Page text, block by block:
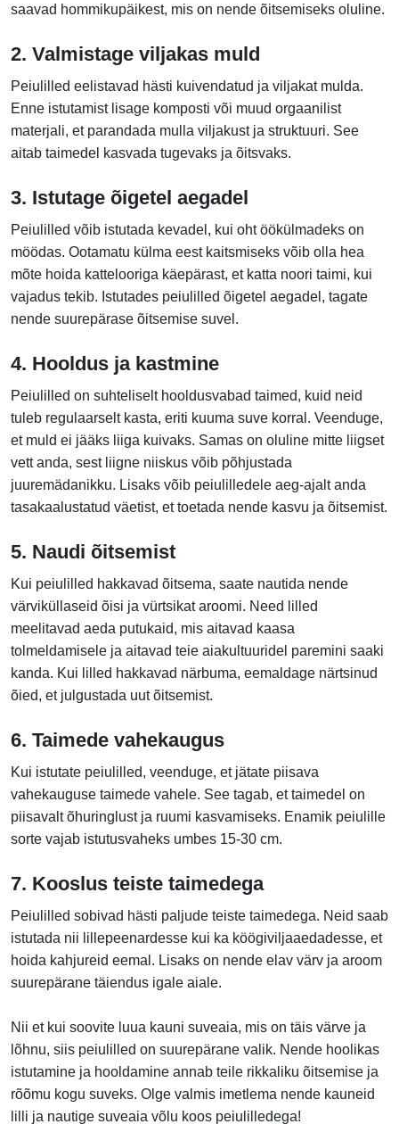
saavad hommikupäikest, mis on nende õitsemiseks oluline.
2. Valmistage viljakas muld
Peiulilled eelistavad hästi kuivendatud ja viljakat mulda.
Enne istutamist lisage komposti või muud orgaanilist
materjali, et parandada mulla viljakust ja struktuuri. See
aitab taimedel kasvada tugevaks ja õitsvaks.
3. Istutage õigetel aegadel
Peiulilled võib istutada kevadel, kui oht öökülmadeks on
möödas. Ootamatu külma eest kaitsmiseks võib olla hea
mõte hoida kattelooriga käepärast, et katta noori taimi, kui
vajadus tekib. Istutades peiulilled õigetel aegadel, tagate
nende suurepärase õitsemise suvel.
4. Hooldus ja kastmine
Peiulilled on suhteliselt hooldusvabad taimed, kuid neid
tuleb regulaarselt kasta, eriti kuuma suve korral. Veenduge,
et muld ei jääks liiga kuivaks. Samas on oluline mitte liigset
vett anda, sest liigne niiskus võib põhjustada
juuremädanikku. Lisaks võib peiulilledele aeg-ajalt anda
tasakaalustatud väetist, et toetada nende kasvu ja õitsemist.
5. Naudi õitsemist
Kui peiulilled hakkavad õitsema, saate nautida nende
värviküllaseid õisi ja vürtsikat aroomi. Need lilled
meelitavad aeda putukaid, mis aitavad kaasa
tolmeldamisele ja aitavad teie aiakultuuridel paremini saaki
kanda. Kui lilled hakkavad närbuma, eemaldage närtsinud
õied, et julgustada uut õitsemist.
6. Taimede vahekaugus
Kui istutate peiulilled, veenduge, et jätate piisava
vahekauguse taimede vahele. See tagab, et taimedel on
piisavalt õhuringlust ja ruumi kasvamiseks. Enamik peiulille
sorte vajab istutusvaheks umbes 15-30 cm.
7. Kooslus teiste taimedega
Peiulilled sobivad hästi paljude teiste taimedega. Neid saab
istutada nii lillepeenardesse kui ka köögiviljaaedadesse, et
hoida kahjureid eemal. Lisaks on nende elav värv ja aroom
suurepärane täiendus igale aiale.
Nii et kui soovite luua kauni suveaia, mis on täis värve ja
lõhnu, siis peiulilled on suurepärane valik. Nende hoolikas
istutamine ja hooldamine annab teile rikkaliku õitsemise ja
rõõmu kogu suveks. Olge valmis imetlema nende kauneid
lilli ja nautige suveaia võlu koos peiulilledega!